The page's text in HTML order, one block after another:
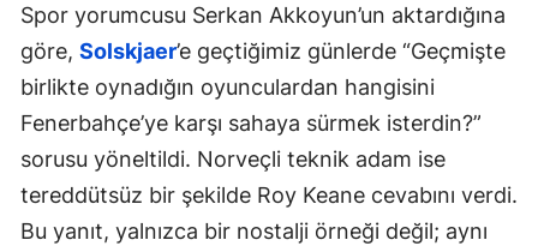
Spor yorumcusu Serkan Akkoyun’un aktardığına
göre, Solskjaer’e geçtiğimiz günlerde “Geçmişte
birlikte oynadığın oyunculardan hangisini
Fenerbahçe’ye karşı sahaya sürmek isterdin?”
sorusu yöneltildi. Norveçli teknik adam ise
tereddütsüz bir şekilde Roy Keane cevabını verdi.
Bu yanıt, yalnızca bir nostalji örneği değil; aynı